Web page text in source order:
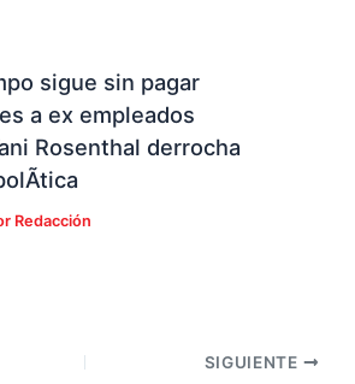
sigue sin pagar
a ex empleados
Rosenthal derrocha
Redacción
SIGUIENTE